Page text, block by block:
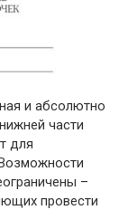
и абсолютно
части
для
–
провести